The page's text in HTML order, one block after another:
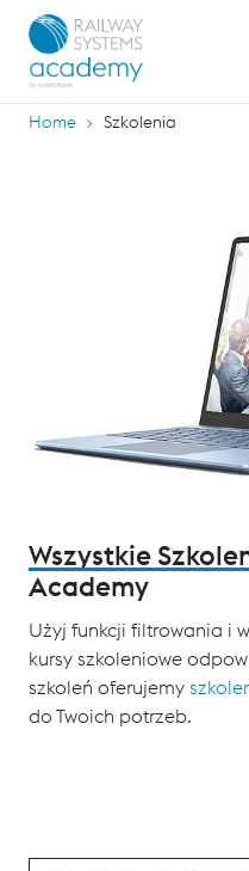
Home Szkolenia
Wszystkie
Academy
Użyj funkcji filtrowania i
kursy szkoleniowe
szkoleń oferujemy
do Twoich potrzeb.